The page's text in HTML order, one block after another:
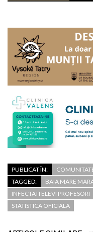
PUBLICAT ÎN:
TAGGED:
BAIA MARE
INFECTATI ELEVI PROFESORI
STATISTICA OFICIALA